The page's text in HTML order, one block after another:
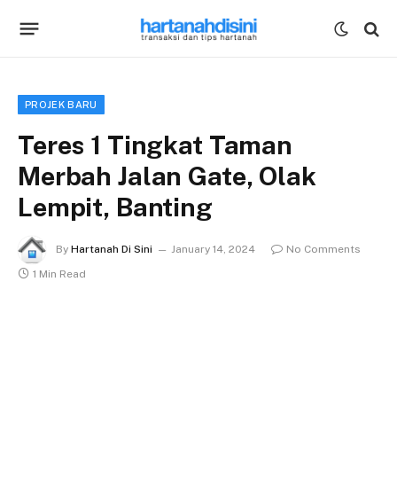
PROJEK BARU
Teres 1 Tingkat Taman
Merbah Jalan Gate, Olak
Lempit, Banting
By Hartanah Di Sini January 14, 2024
No Comments
1 Min Read